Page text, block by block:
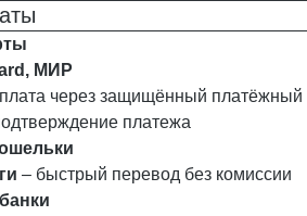
МИР
через защищённый
платежа
– быстрый перевод без комиссии